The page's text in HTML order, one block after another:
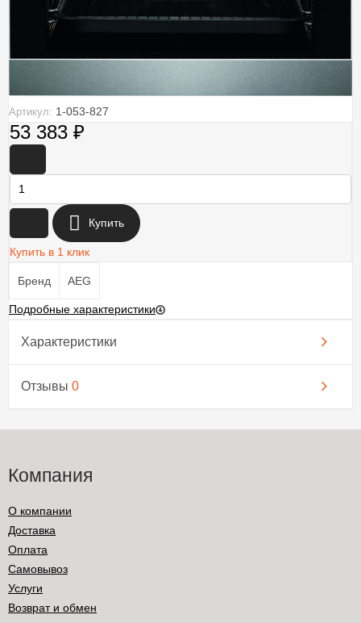
Артикул: 1-053-827
53 383 ₽
Купить
Купить в 1 клик
Бренд AEG
Подробные характеристики
Характеристики
Отзывы 0
Компания
О компании
Доставка
Оплата
Самовывоз
Услуги
Возврат и обмен